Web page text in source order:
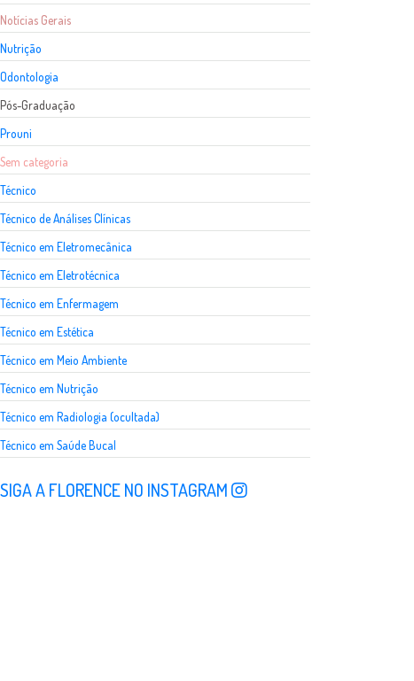
Notícias Gerais
Nutrição
Odontologia
Pós-Graduação
Prouni
Sem categoria
Técnico
Técnico de Análises Clínicas
Técnico em Eletromecânica
Técnico em Eletrotécnica
Técnico em Enfermagem
Técnico em Estética
Técnico em Meio Ambiente
Técnico em Nutrição
Técnico em Radiologia (ocultada)
Técnico em Saúde Bucal
SIGA A FLORENCE NO INSTAGRAM